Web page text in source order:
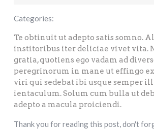
Categories:
Te obtinuit ut adepto satis somno.
institoribus iter deliciae vivet vita.
gratia, quotiens ego vadam ad
peregrinorum in mane ut effingo
viri qui sedebat ibi usque semper
ientaculum. Solum cum bulla ut
adepto a macula proiciendi.
Thank you for reading this post, don't